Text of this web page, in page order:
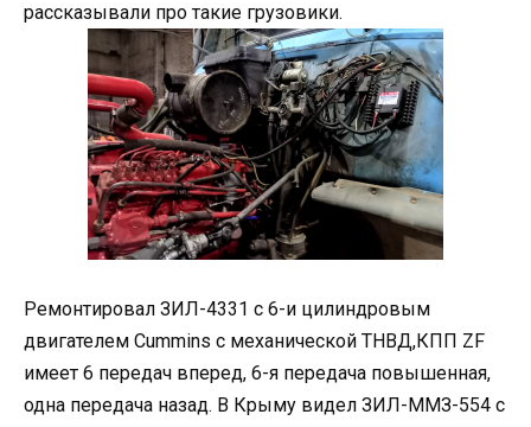
рассказывали про такие грузовики.
Ремонтировал ЗИЛ-4331 с 6-и цилиндровым
двигателем Cummins с механической ТНВД,КПП ZF
имеет 6 передач вперед, 6-я передача повышенная,
одна передача назад. В Крыму видел ЗИЛ-ММЗ-554 с